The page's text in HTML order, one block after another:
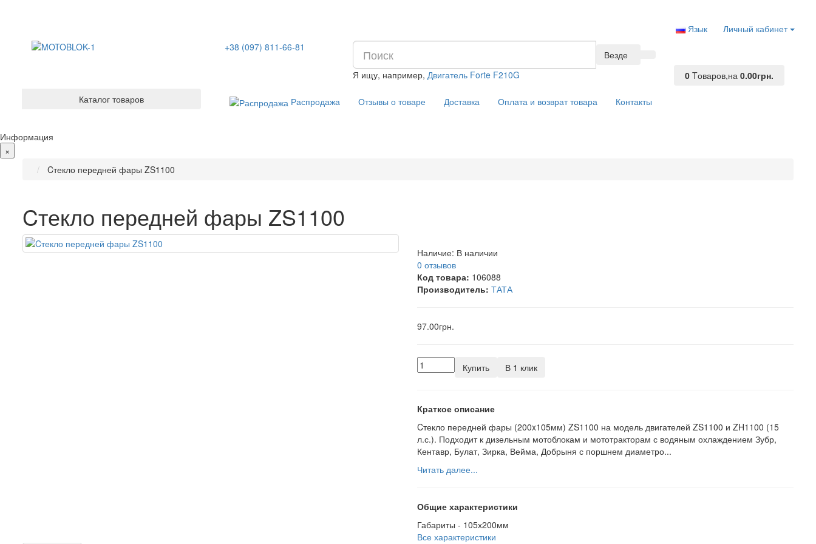
Личный кабинет
Язык
+38 (097) 811-66-81
Везде
Я ищу, например,Двигатель Forte F210G 0 Tоваров,на0.00грн.
Каталог товаров
Распродажа Отзывы о товаре Доставка Оплата и возврат товара Контакты
Информация
×
Cтекло передней фары ZS1100
Cтекло передней фары ZS1100
Наличие: В наличии
0 отзывов
Код товара: 106088
Производитель: ТАТА
97.00грн.
Купить В 1 клик
Краткое описание
Cтекло передней фары (200x105мм) ZS1100 на модель двигателей ZS1100 и ZH1100 (15
л.с.). Подходит к дизельным мотоблокам и мототракторам с водяным охлаждением Зубр,
Кентавр, Булат, Зирка, Вейма, Добрыня с поршнем диаметро...
Читать далее...
Общие характеристики
Габариты - 105х200мм
Все характеристики